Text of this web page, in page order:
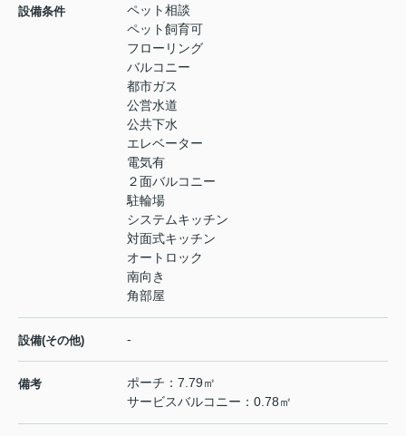
設備条件
ペット相談
ペット飼育可
フローリング
バルコニー
都市ガス
公営水道
公共下水
エレベーター
電気有
２面バルコニー
駐輪場
システムキッチン
対面式キッチン
オートロック
南向き
角部屋
設備(その他) -
備考
ポーチ：7.79㎡
サービスバルコニー：0.78㎡